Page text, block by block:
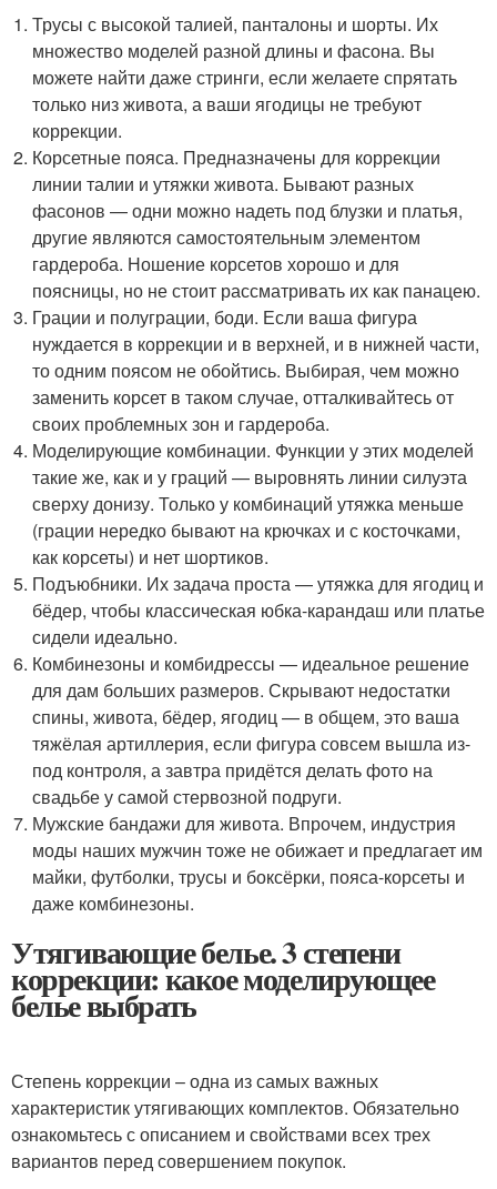
Трусы с высокой талией, панталоны и шорты. Их
множество моделей разной длины и фасона. Вы
можете найти даже стринги, если желаете спрятать
только низ живота, а ваши ягодицы не требуют
коррекции.
Корсетные пояса. Предназначены для коррекции
линии талии и утяжки живота. Бывают разных
фасонов — одни можно надеть под блузки и платья,
другие являются самостоятельным элементом
гардероба. Ношение корсетов хорошо и для
поясницы, но не стоит рассматривать их как панацею.
Грации и полуграции, боди. Если ваша фигура
нуждается в коррекции и в верхней, и в нижней части,
то одним поясом не обойтись. Выбирая, чем можно
заменить корсет в таком случае, отталкивайтесь от
своих проблемных зон и гардероба.
Моделирующие комбинации. Функции у этих моделей
такие же, как и у граций — выровнять линии силуэта
сверху донизу. Только у комбинаций утяжка меньше
(грации нередко бывают на крючках и с косточками,
как корсеты) и нет шортиков.
Подъюбники. Их задача проста — утяжка для ягодиц и
бёдер, чтобы классическая юбка-карандаш или платье
сидели идеально.
Комбинезоны и комбидрессы — идеальное решение
для дам больших размеров. Скрывают недостатки
спины, живота, бёдер, ягодиц — в общем, это ваша
тяжёлая артиллерия, если фигура совсем вышла из-
под контроля, а завтра придётся делать фото на
свадьбе у самой стервозной подруги.
Мужские бандажи для живота. Впрочем, индустрия
моды наших мужчин тоже не обижает и предлагает им
майки, футболки, трусы и боксёрки, пояса-корсеты и
даже комбинезоны.
Утягивающие белье. 3 степени
коррекции: какое моделирующее
белье выбрать
Степень коррекции – одна из самых важных
характеристик утягивающих комплектов. Обязательно
ознакомьтесь с описанием и свойствами всех трех
вариантов перед совершением покупок.